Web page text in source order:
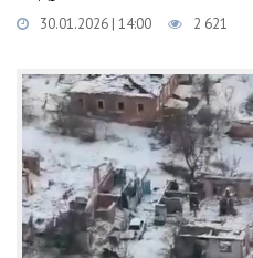
30.01.2026 | 14:00 2 621